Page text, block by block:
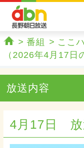
ホーム
番組 ここ
（2026年4月17日
放送内容
4月17日 放